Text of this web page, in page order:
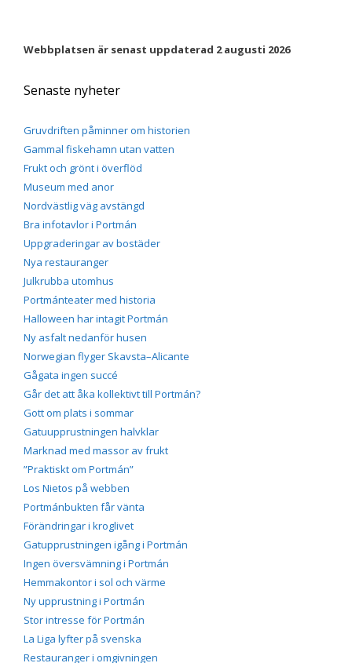
Webbplatsen är senast uppdaterad 2 augusti 2026
Senaste nyheter
Gruvdriften påminner om historien
Gammal fiskehamn utan vatten
Frukt och grönt i överflöd
Museum med anor
Nordvästlig väg avstängd
Bra infotavlor i Portmán
Uppgraderingar av bostäder
Nya restauranger
Julkrubba utomhus
Portmánteater med historia
Halloween har intagit Portmán
Ny asfalt nedanför husen
Norwegian flyger Skavsta–Alicante
Gågata ingen succé
Går det att åka kollektivt till Portmán?
Gott om plats i sommar
Gatuupprustningen halvklar
Marknad med massor av frukt
”Praktiskt om Portmán”
Los Nietos på webben
Portmánbukten får vänta
Förändringar i kroglivet
Gatupprustningen igång i Portmán
Ingen översvämning i Portmán
Hemmakontor i sol och värme
Ny upprustning i Portmán
Stor intresse för Portmán
La Liga lyfter på svenska
Restauranger i omgivningen